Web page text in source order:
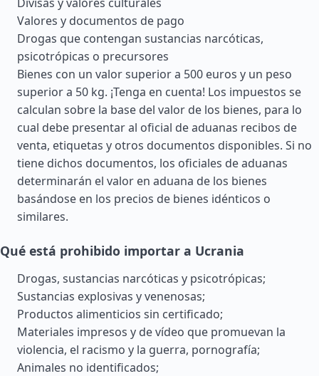
Valores y documentos de pago
Drogas que contengan sustancias narcóticas,
psicotrópicas o precursores
Bienes con un valor superior a 500 euros y un peso
superior a 50 kg. ¡Tenga en cuenta! Los impuestos se
calculan sobre la base del valor de los bienes, para lo
cual debe presentar al oficial de aduanas recibos de
venta, etiquetas y otros documentos disponibles. Si no
tiene dichos documentos, los oficiales de aduanas
determinarán el valor en aduana de los bienes
basándose en los precios de bienes idénticos o
similares.
Qué está prohibido importar a Ucrania
Drogas, sustancias narcóticas y psicotrópicas;
Sustancias explosivas y venenosas;
Productos alimenticios sin certificado;
Materiales impresos y de vídeo que promuevan la
violencia, el racismo y la guerra, pornografía;
Animales no identificados;